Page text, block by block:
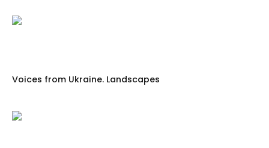
Voices from Ukraine. Landscapes